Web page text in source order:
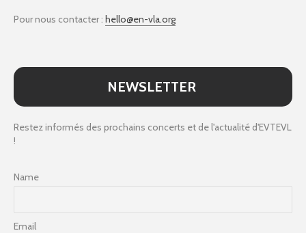
Pour nous contacter : hello@en-vla.org
NEWSLETTER
Restez informés des prochains concerts et de l'actualité d'EVTEVL
!
Name
Email